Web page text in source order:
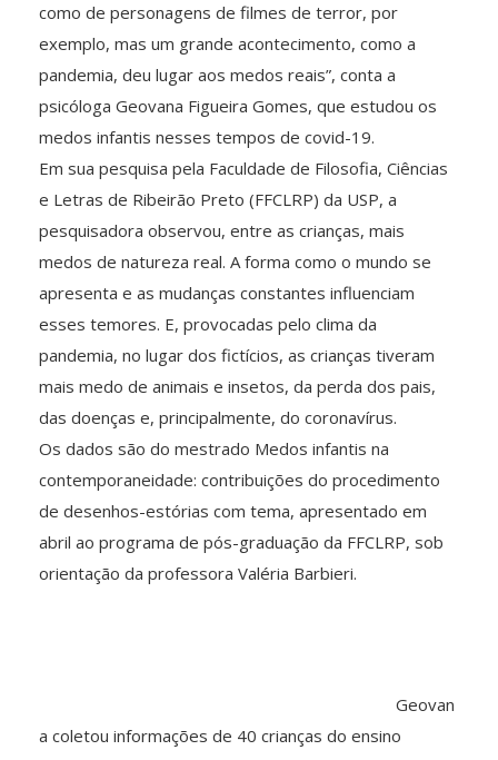
como de personagens de filmes de terror, por
exemplo, mas um grande acontecimento, como a
pandemia, deu lugar aos medos reais”, conta a
psicóloga Geovana Figueira Gomes, que estudou os
medos infantis nesses tempos de covid-19.
Em sua pesquisa pela Faculdade de Filosofia, Ciências
e Letras de Ribeirão Preto (FFCLRP) da USP, a
pesquisadora observou, entre as crianças, mais
medos de natureza real. A forma como o mundo se
apresenta e as mudanças constantes influenciam
esses temores. E, provocadas pelo clima da
pandemia, no lugar dos fictícios, as crianças tiveram
mais medo de animais e insetos, da perda dos pais,
das doenças e, principalmente, do coronavírus.
Os dados são do mestrado Medos infantis na
contemporaneidade: contribuições do procedimento
de desenhos-estórias com tema, apresentado em
abril ao programa de pós-graduação da FFCLRP, sob
orientação da professora Valéria Barbieri.
Geovan
a coletou informações de 40 crianças do ensino